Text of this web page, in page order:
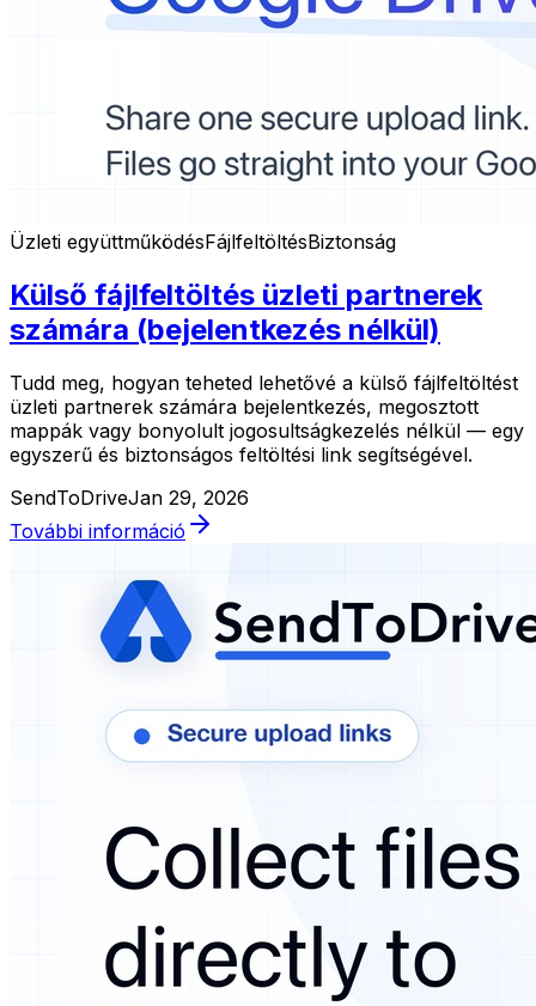
Üzleti együttműködésFájlfeltöltésBiztonság
Külső fájlfeltöltés üzleti partnerek
számára (bejelentkezés nélkül)
Tudd meg, hogyan teheted lehetővé a külső fájlfeltöltést
üzleti partnerek számára bejelentkezés, megosztott
mappák vagy bonyolult jogosultságkezelés nélkül — egy
egyszerű és biztonságos feltöltési link segítségével.
SendToDriveJan 29, 2026
További információ